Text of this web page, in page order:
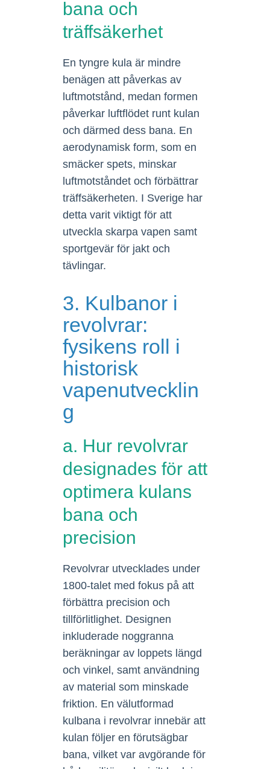
bana och
träffsäkerhet
En tyngre kula är mindre
benägen att påverkas av
luftmotstånd, medan formen
påverkar luftflödet runt kulan
och därmed dess bana. En
aerodynamisk form, som en
smäcker spets, minskar
luftmotståndet och förbättrar
träffsäkerheten. I Sverige har
detta varit viktigt för att
utveckla skarpa vapen samt
sportgevär för jakt och
tävlingar.
3. Kulbanor i
revolvrar:
fysikens roll i
historisk
vapenutvecklin
g
a. Hur revolvrar
designades för att
optimera kulans
bana och
precision
Revolvrar utvecklades under
1800-talet med fokus på att
förbättra precision och
tillförlitlighet. Designen
inkluderade noggranna
beräkningar av loppets längd
och vinkel, samt användning
av material som minskade
friktion. En välutformad
kulbana i revolvrar innebär att
kulan följer en förutsägbar
bana, vilket var avgörande för